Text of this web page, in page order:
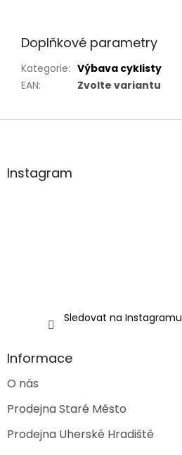
Doplňkové parametry
Kategorie: Výbava cyklisty
EAN: Zvolte variantu
Z
aInstagram
Sledovat na Instagramu
Informace
O nás
Prodejna Staré Město
Prodejna Uherské Hradiště